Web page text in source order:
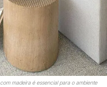
madeira é essencial para o ambiente